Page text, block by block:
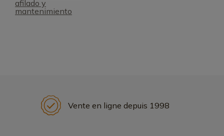
afilado y
mantenimiento
Vente en ligne depuis 1998